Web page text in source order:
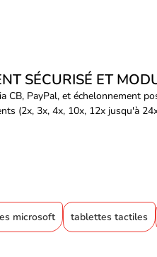
SÉCURISÉ ET
CB, PayPal, et échelonnement
(2x, 3x, 4x, 10x, 12x jusqu'à
microsoft tablettes tactiles